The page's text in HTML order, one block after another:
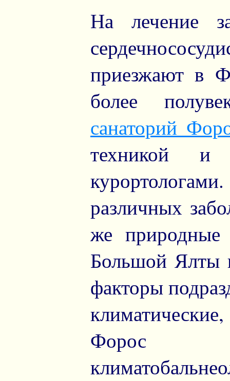
На лечение
приезжают в
более
санаторий
техникой и
различных
же природные
Большой Ялты
факторы
Форос